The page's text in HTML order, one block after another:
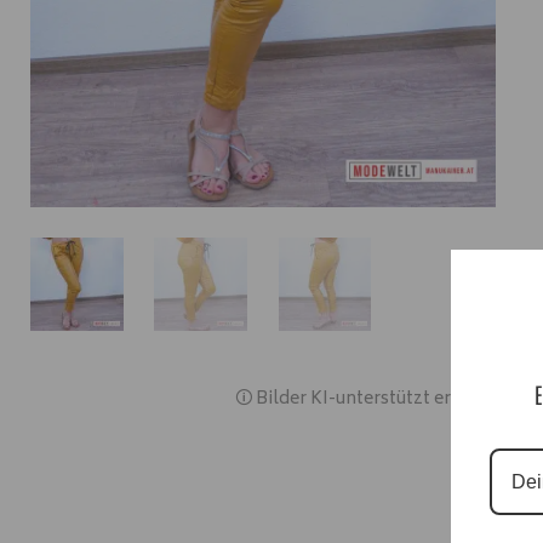
🛈 Bilder KI-unterstützt erstellt